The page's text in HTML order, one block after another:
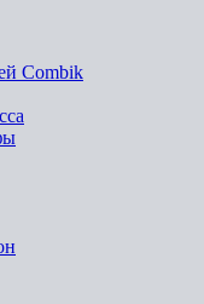
Combik